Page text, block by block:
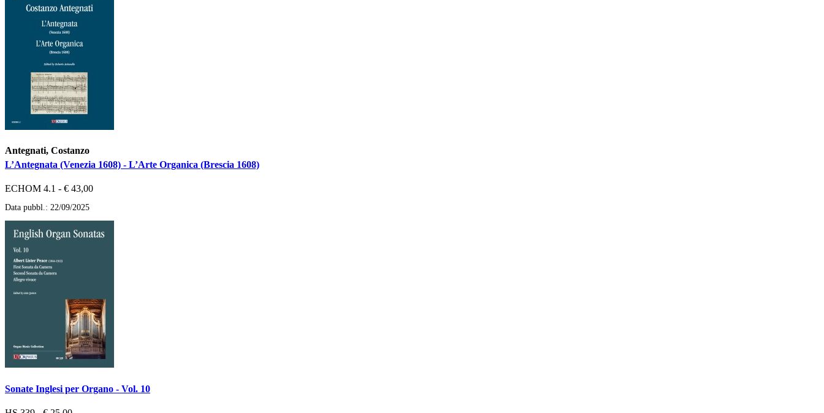
Antegnati, Costanzo
L’Antegnata (Venezia 1608) - L’Arte Organica (Brescia 1608)
ECHOM 4.1 - € 43,00
Data pubbl.: 22/09/2025
Sonate Inglesi per Organo - Vol. 10